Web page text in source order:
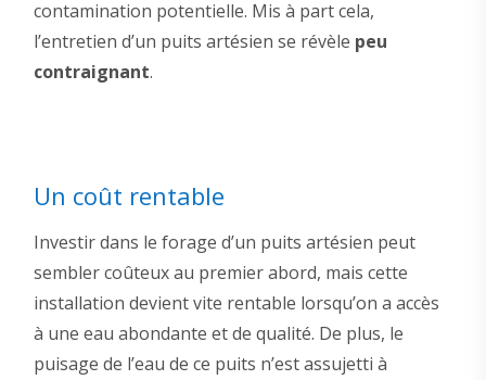
contamination potentielle. Mis à part cela,
l’entretien d’un puits artésien se révèle peu
contraignant.
Un coût rentable
Investir dans le forage d’un puits artésien peut
sembler coûteux au premier abord, mais cette
installation devient vite rentable lorsqu’on a accès
à une eau abondante et de qualité. De plus, le
puisage de l’eau de ce puits n’est assujetti à